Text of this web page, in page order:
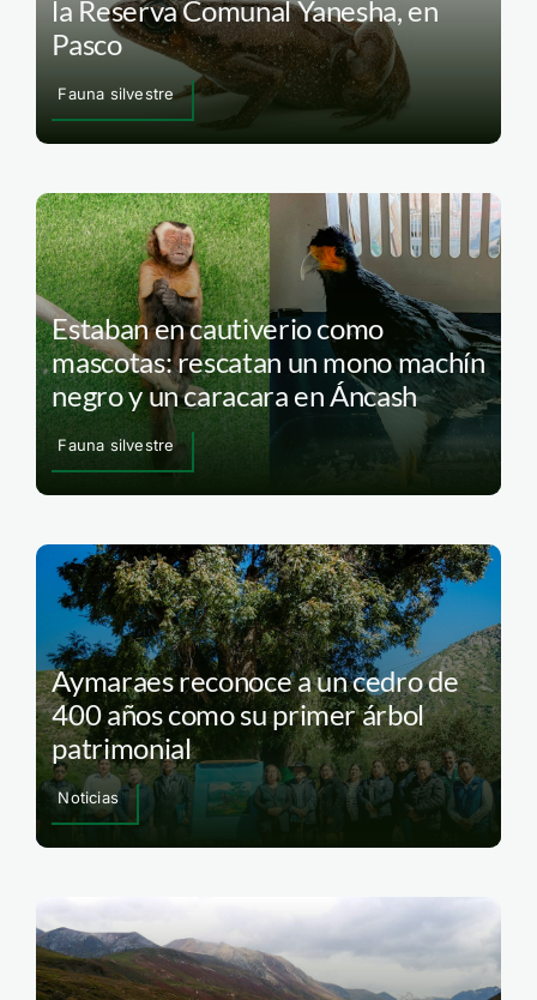
la Reserva Comunal Yanesha, en
Pasco
Fauna silvestre
Estaban en cautiverio como
mascotas: rescatan un mono machín
negro y un caracara en Áncash
Fauna silvestre
Aymaraes reconoce a un cedro de
400 años como su primer árbol
patrimonial
Noticias